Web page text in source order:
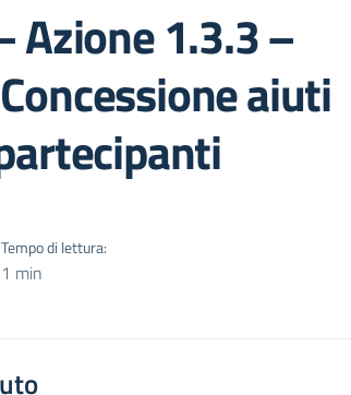
Azione 1.3.3 –
aiuti
Tempo di lettura:
1 min